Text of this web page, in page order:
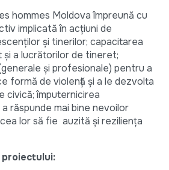
hommes Moldova împreună cu
implicată în acțiuni de
și tinerilor; capacitarea
a lucrătorilor de tineret;
și profesionale) pentru a
formă de violență și a le dezvolta
civică; împuternicirea
răspunde mai bine nevoilor
lor să fie auzită și reziliența